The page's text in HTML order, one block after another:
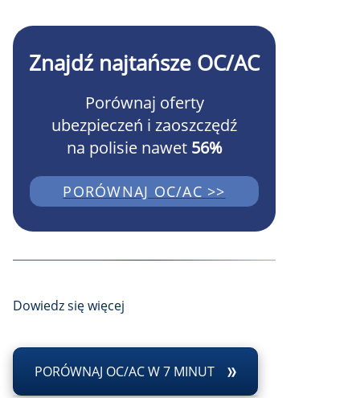
Znajdź najtańsze OC/AC
Porównaj oferty
ubezpieczeń i zaoszczędź
na polisie nawet 56%
PORÓWNAJ OC/AC >>
Dowiedz się więcej
PORÓWNAJ OC/AC W 7 MINUT